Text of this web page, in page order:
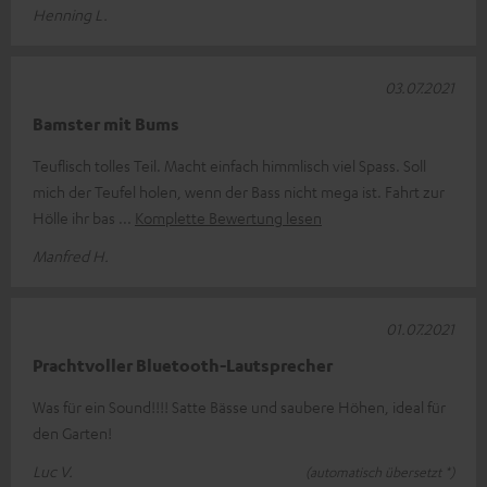
Henning L.
Bamster mit Bums
Teuflisch tolles Teil. Macht einfach himmlisch viel Spass. Soll
mich der Teufel holen, wenn der Bass nicht mega ist. Fahrt zur
Hölle ihr bas
Komplette Bewertung lesen
Manfred H.
03.07.2021
Prachtvoller Bluetooth-Lautsprecher
Was für ein Sound!!!! Satte Bässe und saubere Höhen, ideal für
den Garten!
Luc V.
(automatisch übersetzt *)
01.07.2021